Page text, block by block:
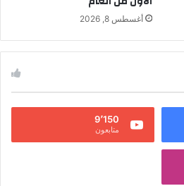
أغسطس 8, 2026
9٬150
متابعون